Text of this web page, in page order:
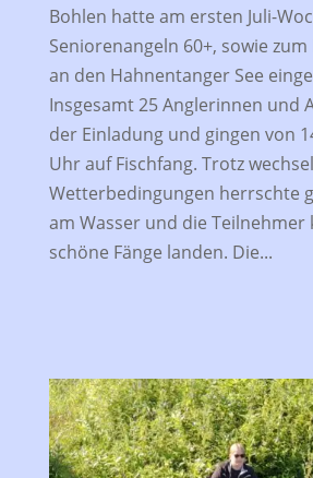
Bohlen hatte am ersten Juli-
Seniorenangeln 60+, sowie
an den Hahnentanger See
Insgesamt 25 Anglerinnen und
der Einladung und gingen von
Uhr auf Fischfang. Trotz
Wetterbedingungen herrschte
am Wasser und die Teilnehmer
schöne Fänge landen. Die...